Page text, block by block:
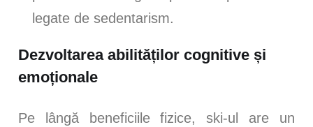
legate de sedentarism.
Dezvoltarea abilităților cognitive și
emoționale
Pe lângă beneficiile fizice, ski-ul are un